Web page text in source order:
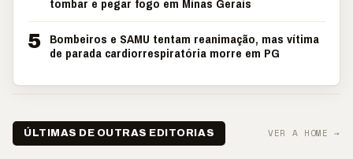
tombar e pegar fogo em Minas Gerais
5 Bombeiros e SAMU tentam reanimação, mas vítima
de parada cardiorrespiratória morre em PG
ÚLTIMAS DE OUTRAS EDITORIAS VER A HOME →